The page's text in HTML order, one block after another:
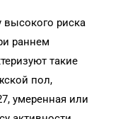
высокого риска
раннем
такие
пол,
умеренная или